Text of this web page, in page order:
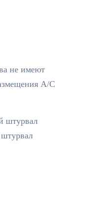
не имеют
A/C
штурвал